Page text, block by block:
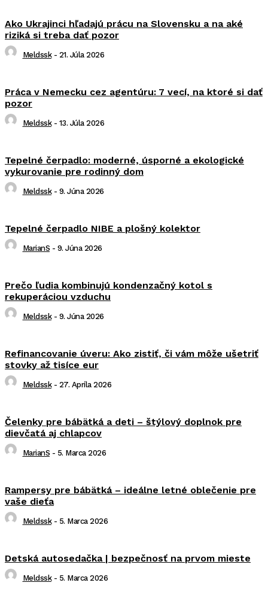
Ako Ukrajinci hľadajú prácu na Slovensku a na aké
riziká si treba dať pozor
Meldssk - 21. Júla 2026
Práca v Nemecku cez agentúru: 7 vecí, na ktoré si dať
pozor
Meldssk - 13. Júla 2026
Tepelné čerpadlo: moderné, úsporné a ekologické
vykurovanie pre rodinný dom
Meldssk - 9. Júna 2026
Tepelné čerpadlo NIBE a plošný kolektor
MarianS - 9. Júna 2026
Prečo ľudia kombinujú kondenzačný kotol s
rekuperáciou vzduchu
Meldssk - 9. Júna 2026
Refinancovanie úveru: Ako zistiť, či vám môže ušetriť
stovky až tisíce eur
Meldssk - 27. Apríla 2026
Čelenky pre bábätká a deti – štýlový doplnok pre
dievčatá aj chlapcov
MarianS - 5. Marca 2026
Rampersy pre bábätká – ideálne letné oblečenie pre
vaše dieťa
Meldssk - 5. Marca 2026
Detská autosedačka | bezpečnosť na prvom mieste
Meldssk - 5. Marca 2026